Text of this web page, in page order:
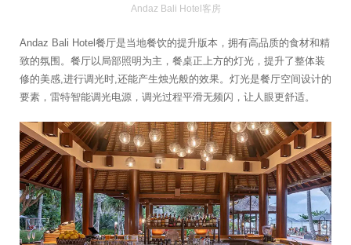
Andaz Bali Hotel客房
Andaz Bali Hotel餐厅是当地餐饮的提升版本，拥有高品质的食材和精
致的氛围。餐厅以局部照明为主，餐桌正上方的灯光，提升了整体装
修的美感,进行调光时,还能产生烛光般的效果。灯光是餐厅空间设计的
要素，雷特智能调光电源，调光过程平滑无频闪，让人眼更舒适。